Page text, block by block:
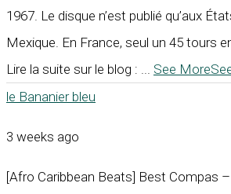
1967. Le disque n’est publié qu’aux
Mexique. En France, seul un 45 tours
Lire la suite sur le blog :
See More
le Bananier bleu
3 weeks ago
[Afro Caribbean Beats] Best Compas